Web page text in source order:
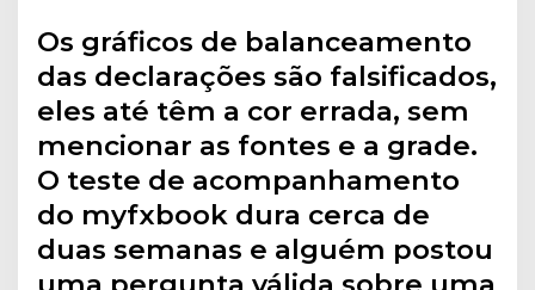
Os gráficos de balanceamento
das declarações são falsificados,
eles até têm a cor errada, sem
mencionar as fontes e a grade.
O teste de acompanhamento
do myfxbook dura cerca de
duas semanas e alguém postou